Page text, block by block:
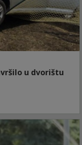
u dvorištu